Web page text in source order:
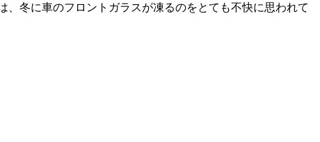
冬に車のフロントガラスが凍るのをとても不快に思われて